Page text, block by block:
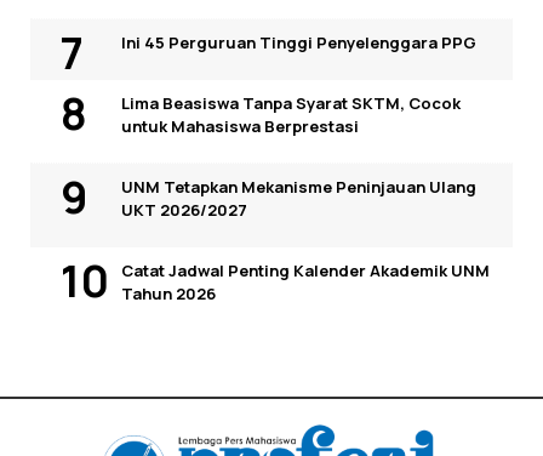
Ini 45 Perguruan Tinggi Penyelenggara PPG
Lima Beasiswa Tanpa Syarat SKTM, Cocok
untuk Mahasiswa Berprestasi
UNM Tetapkan Mekanisme Peninjauan Ulang
UKT 2026/2027
Catat Jadwal Penting Kalender Akademik UNM
Tahun 2026